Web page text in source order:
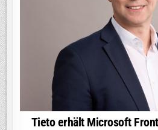
Tieto erhält Microsoft